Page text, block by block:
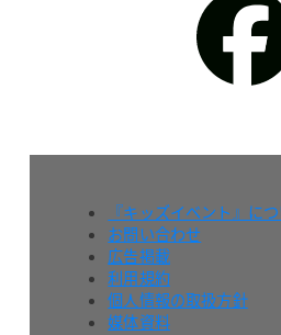
『キッズイベント』に
お問い合わせ
広告掲載
利用規約
個人情報の取扱方針
媒体資料